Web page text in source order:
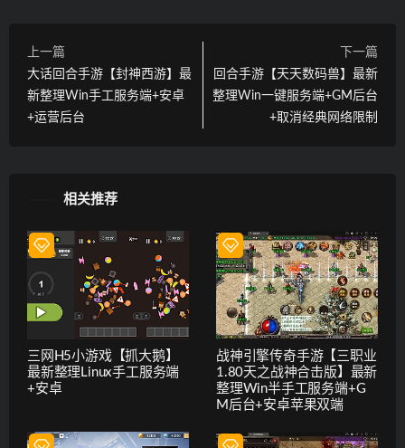
上一篇
大话回合手游【封神西游】最
新整理Win手工服务端+安卓
+运营后台
下一篇
回合手游【天天数码兽】最新
整理Win一键服务端+GM后台
+取消经典网络限制
相关推荐
三网H5小游戏【抓大鹅】
最新整理Linux手工服务端
+安卓
战神引擎传奇手游【三职业
1.80天之战神合击版】最新
整理Win半手工服务端+G
M后台+安卓苹果双端